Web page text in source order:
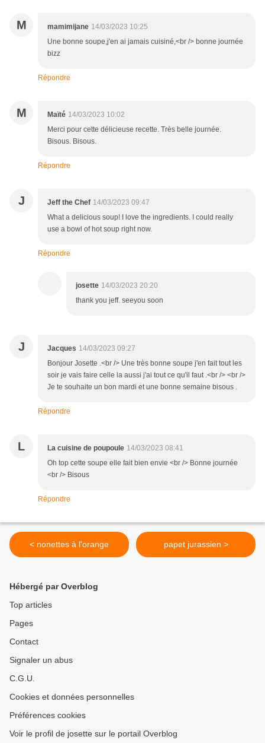
M mamimijane 14/03/2023 10:25
Une bonne soupe,j'en ai jamais cuisiné,<br /> bonne journée
bizz
Répondre
M Maïté 14/03/2023 10:02
Merci pour cette délicieuse recette. Très belle journée.
Bisous. Bisous.
Répondre
J Jeff the Chef 14/03/2023 09:47
What a delicious soup! I love the ingredients. I could really
use a bowl of hot soup right now.
Répondre
josette 14/03/2023 20:20
thank you jeff. seeyou soon
J Jacques 14/03/2023 09:27
Bonjour Josette .<br /> Une très bonne soupe j'en fait tout les
soir je vais faire celle la aussi j'ai tout ce qu'il faut .<br /> <br />
Je te souhaite un bon mardi et une bonne semaine bisous .
Répondre
L La cuisine de poupoule 14/03/2023 08:41
Oh top cette soupe elle fait bien envie <br /> Bonne journée
<br /> Bisous
Répondre
< nonettes à l'orange papet jurassien >
Hébergé par Overblog
Top articles
Pages
Contact
Signaler un abus
C.G.U.
Cookies et données personnelles
Préférences cookies
Voir le profil de josette sur le portail Overblog